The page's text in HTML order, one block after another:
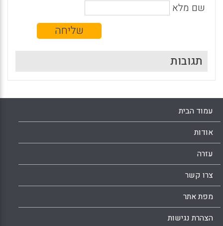
שם מלא
תגובות
עמוד הבית
אודות
עזרה
צרו קשר
מפת אתר
הצהרת נגישות